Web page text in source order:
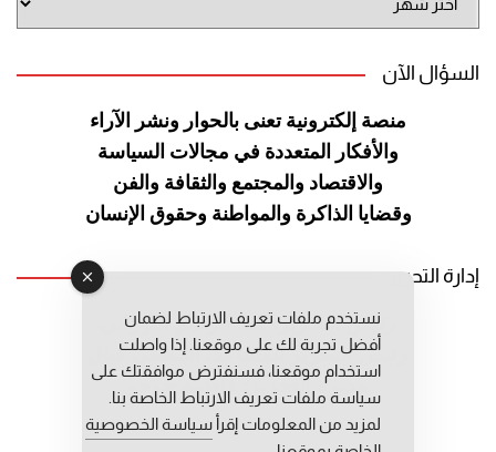
الموقع
السؤال الآن
منصة إلكترونية تعنى بالحوار ونشر الآراء
والأفكار المتعددة في مجالات السياسة
والاقتصاد والمجتمع والثقافة والفن
وقضايا الذاكرة والمواطنة وحقوق الإنسان
إدارة التحرير
رئيس التحرير: عبد الرحيم التوراني
رئيس التحرير المساعد: المعطي قبال
مديرة التحرير: فاطمة حوحو
نستخدم ملفات تعريف الارتباط لضمان
أفضل تجربة لك على موقعنا. إذا واصلت
استخدام موقعنا، فسنفترض موافقتك على
سياسة ملفات تعريف الارتباط الخاصة بنا.
لمزيد من المعلومات إقرأ سياسة الخصوصية